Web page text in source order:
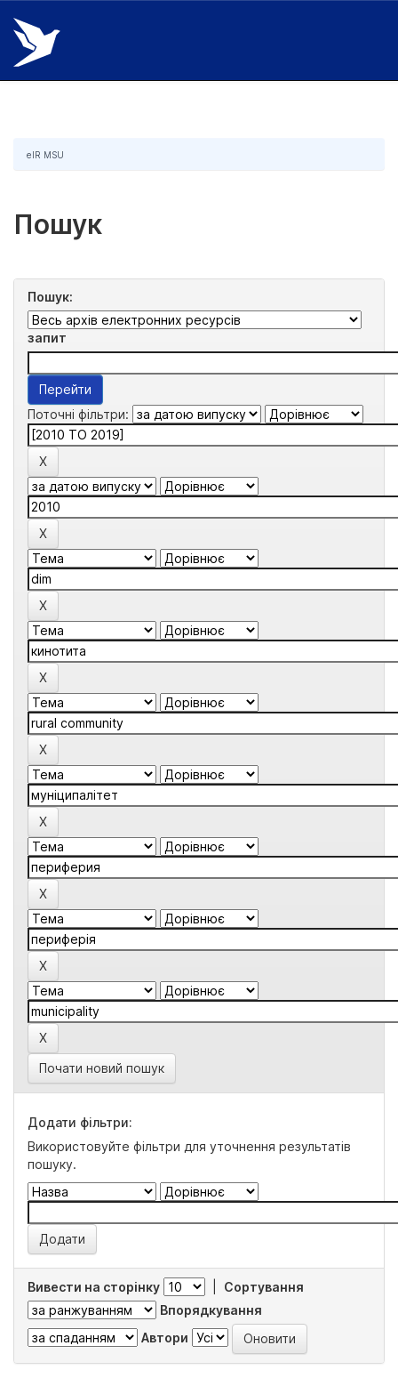
Skip
navigation
eIR MSU
Пошук
Пошук:
запит
Поточні фільтри:
Почати новий пошук
Додати фільтри:
Використовуйте фільтри для уточнення результатів
пошуку.
Вивести на сторінку
Сортування
Впорядкування
Автори